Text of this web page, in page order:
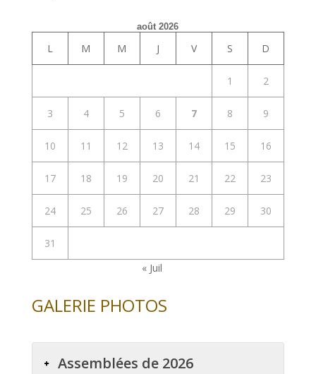
août 2026
L M M J V S D
1 2
3 4 5 6 7 8 9
10 11 12 13 14 15 16
17 18 19 20 21 22 23
24 25 26 27 28 29 30
31
« Juil
GALERIE PHOTOS
Assemblées de 2026